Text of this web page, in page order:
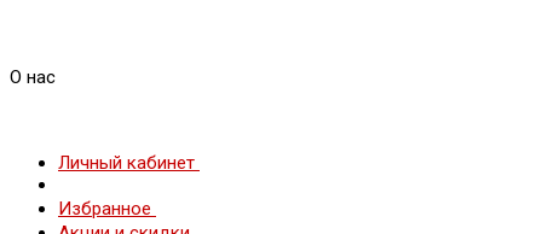
О нас
Личный кабинет
Избранное